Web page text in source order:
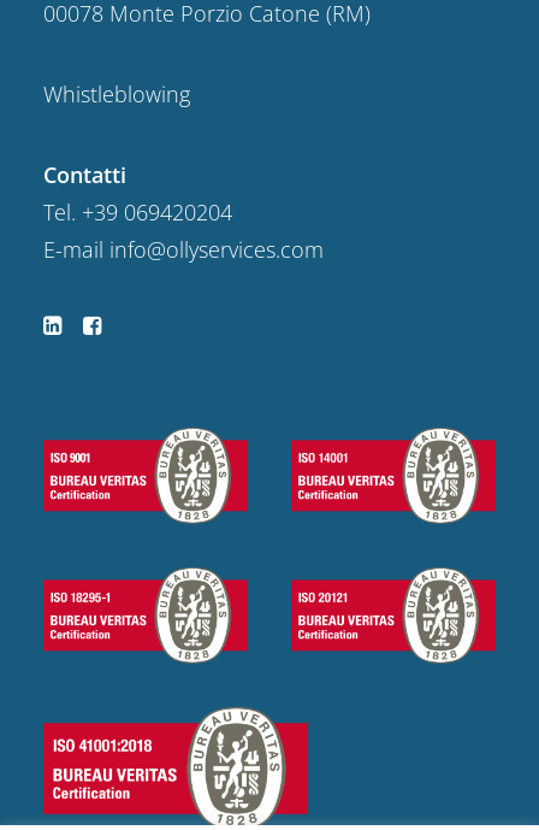
00078 Monte Porzio Catone (RM)
Whistleblowing
Contatti
Tel. +39 069420204
E-mail info@ollyservices.com